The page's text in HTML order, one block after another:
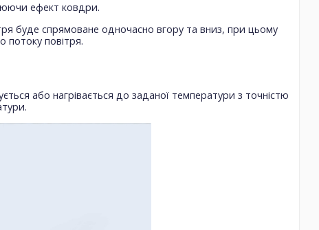
ефект ковдри.
буде спрямоване одночасно вгору та вниз, при цьому
повітря.
або нагрівається до заданої температури з точністю